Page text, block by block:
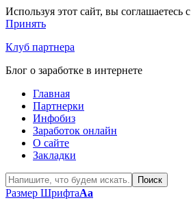
Используя этот сайт, вы соглашаетесь с
Принять
Клуб партнера
Блог о заработке в интернете
Главная
Партнерки
Инфобиз
Заработок онлайн
О сайте
Закладки
Размер ШрифтаAa